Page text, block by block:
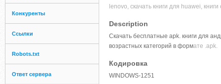
Конкуренты
Ссылки
Robots.txt
Ответ сервера
lenovo, cкачать книги для huawei,
Description
Скачать бесплатные apk. книги для
возрастных категорий в формате .apk.
Кодировка
WINDOWS-1251